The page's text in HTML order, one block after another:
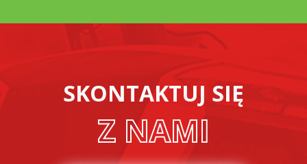
SKONTAKTUJ SIĘ
Z NAMI